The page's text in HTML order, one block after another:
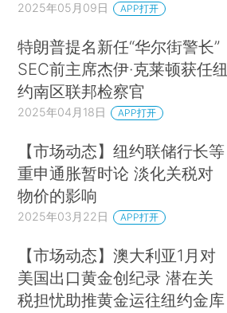
2025年05月09日 APP打开
特朗普提名新任“华尔街警长”
SEC前主席杰伊·克莱顿获任纽
约南区联邦检察官
2025年04月18日 APP打开
【市场动态】纽约联储行长等
重申通胀暂时论 淡化关税对
物价的影响
2025年03月22日 APP打开
【市场动态】澳大利亚1月对
美国出口黄金创纪录 潜在关
税担忧助推黄金运往纽约金库